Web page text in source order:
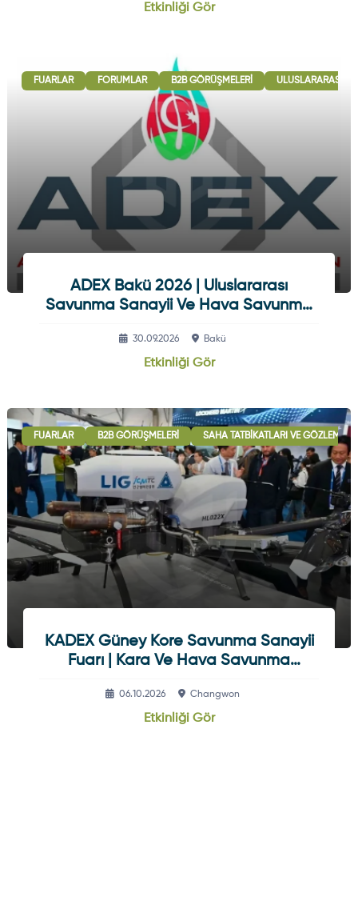
Etkinliği Gör
FUARLAR FORUMLAR B2B GÖRÜŞMELERI ULUSLARARASI
ADEX Bakü 2026 | Uluslararası
Savunma Sanayii Ve Hava Savunma
30.09.2026 Bakü
Etkinliği Gör
FUARLAR B2B GÖRÜŞMELERI SAHA TATBIKATLARI VE GÖZLEM
KADEX Güney Kore Savunma Sanayii
Fuarı | Kara Ve Hava Savunma
06.10.2026 Changwon
Etkinliği Gör